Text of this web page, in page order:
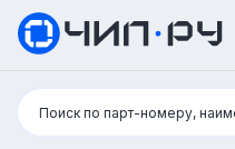
Поиск:
Поиск по парт-номеру,